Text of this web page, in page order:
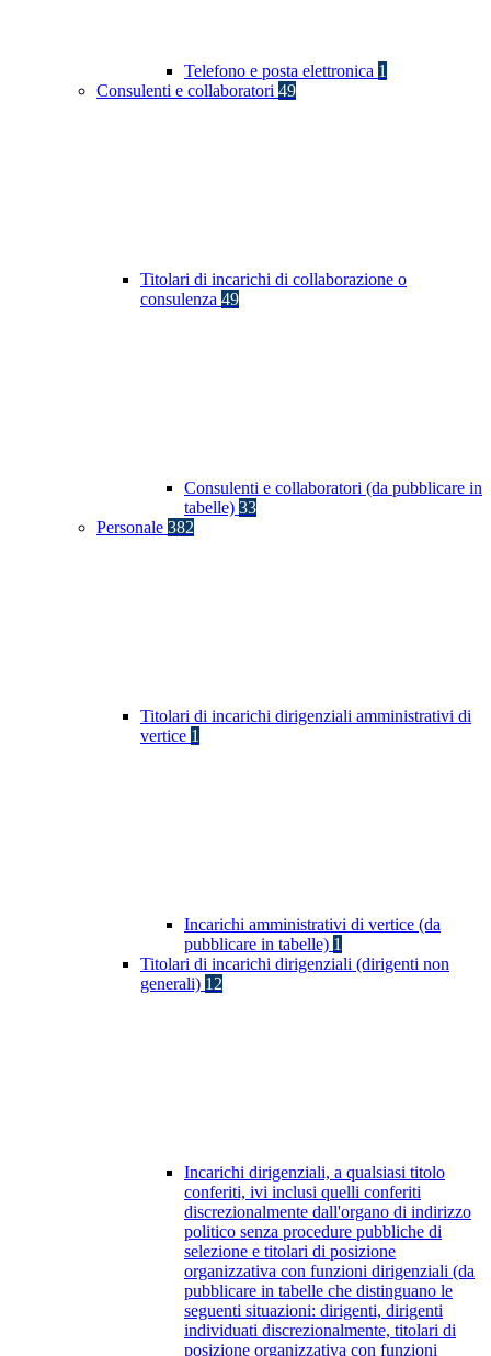
Telefono e posta elettronica 1
Consulenti e collaboratori 49
Titolari di incarichi di collaborazione o
consulenza 49
Consulenti e collaboratori (da pubblicare in
tabelle) 33
Personale 382
Titolari di incarichi dirigenziali amministrativi di
vertice 1
Incarichi amministrativi di vertice (da
pubblicare in tabelle) 1
Titolari di incarichi dirigenziali (dirigenti non
generali) 12
Incarichi dirigenziali, a qualsiasi titolo
conferiti, ivi inclusi quelli conferiti
discrezionalmente dall'organo di indirizzo
politico senza procedure pubbliche di
selezione e titolari di posizione
organizzativa con funzioni dirigenziali (da
pubblicare in tabelle che distinguano le
seguenti situazioni: dirigenti, dirigenti
individuati discrezionalmente, titolari di
posizione organizzativa con funzioni